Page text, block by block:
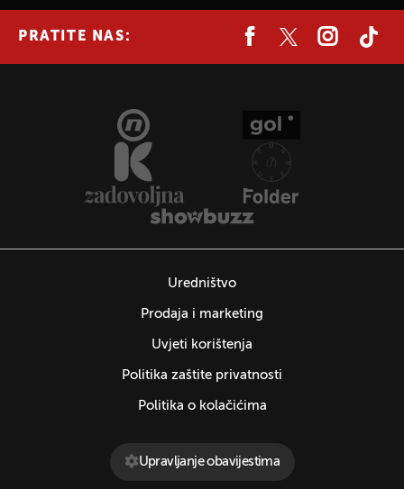
PRATITE NAS:
Uredništvo
Prodaja i marketing
Uvjeti korištenja
Politika zaštite privatnosti
Politika o kolačićima
Upravljanje obavijestima